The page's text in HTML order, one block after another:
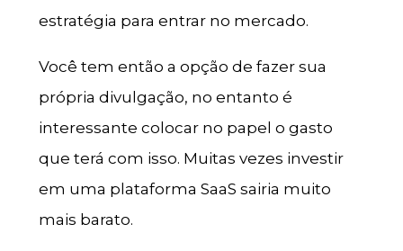
estratégia para entrar no mercado.
Você tem então a opção de fazer sua
própria divulgação, no entanto é
interessante colocar no papel o gasto
que terá com isso. Muitas vezes investir
em uma plataforma SaaS sairia muito
mais barato.